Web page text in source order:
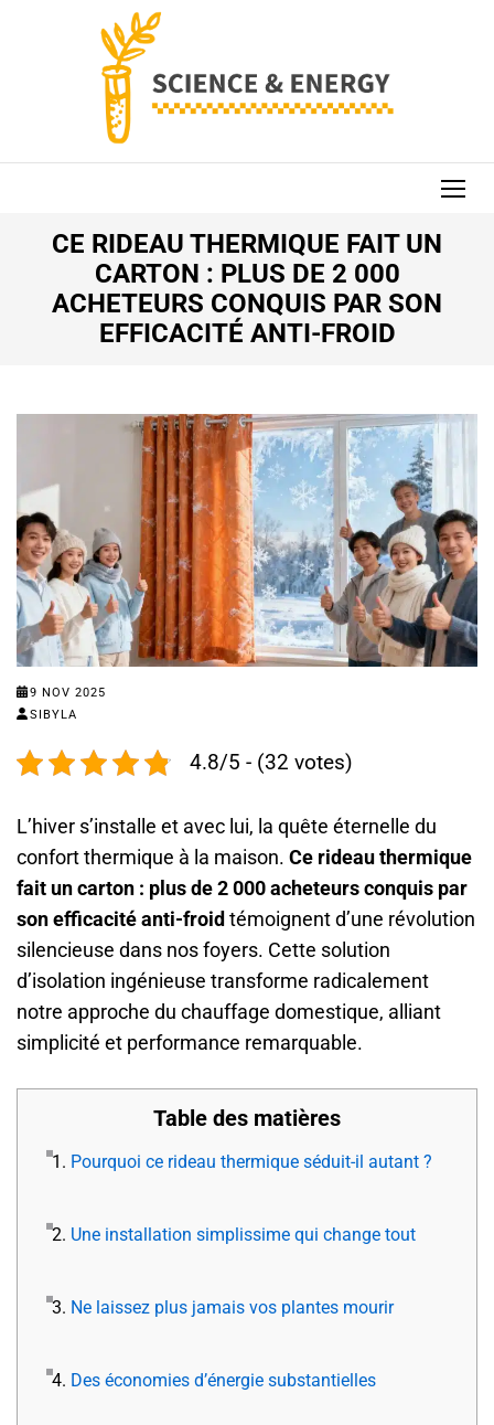
SCIENCE AND
CE RIDEAU THERMIQUE FAIT UN
CARTON : PLUS DE 2 000
ACHETEURS CONQUIS PAR SON
EFFICACITÉ ANTI-FROID
9 NOV 2025
SIBYLA
4.8/5 - (32 votes)
L’hiver s’installe et avec lui, la quête éternelle du
confort thermique à la maison. Ce rideau thermique
fait un carton : plus de 2 000 acheteurs conquis par
son efficacité anti-froid témoignent d’une révolution
silencieuse dans nos foyers. Cette solution
d’isolation ingénieuse transforme radicalement
notre approche du chauffage domestique, alliant
simplicité et performance remarquable.
Table des matières
1. Pourquoi ce rideau thermique séduit-il autant ?
2. Une installation simplissime qui change tout
3. Ne laissez plus jamais vos plantes mourir
4. Des économies d’énergie substantielles